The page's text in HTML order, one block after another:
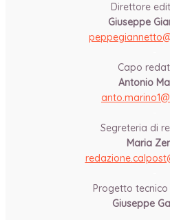
Direttore
Giuseppe
Capo
Antonio
Segreteria di
Maria
Progetto
Giuseppe